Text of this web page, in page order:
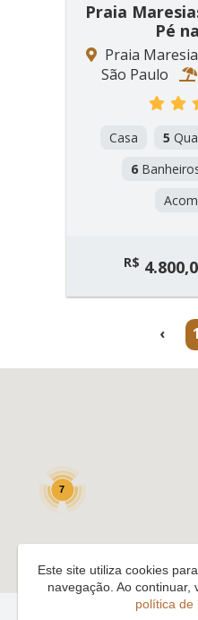
Praia
Pé
Praia
São Paulo
Casa 5
6
R$
‹
7
Este site utiliza cookies
navegação. Ao continuar,
política de